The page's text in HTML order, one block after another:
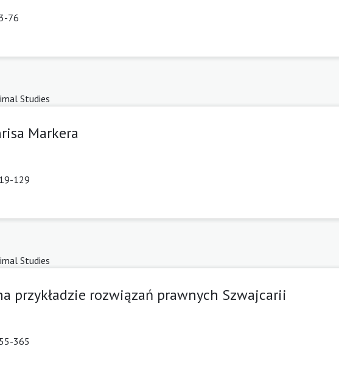
76
Studies
Markera
129
Studies
przykładzie rozwiązań prawnych Szwajcarii
365